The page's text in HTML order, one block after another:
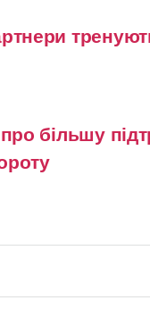
більшу